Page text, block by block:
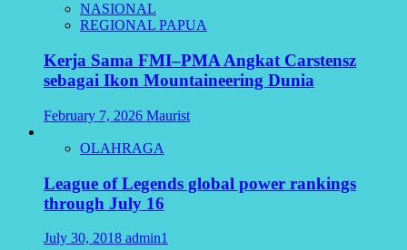
NASIONAL
REGIONAL PAPUA
Kerja Sama FMI–PMA Angkat Carstensz
sebagai Ikon Mountaineering Dunia
February 7, 2026 Maurist
OLAHRAGA
League of Legends global power rankings
through July 16
July 30, 2018 admin1